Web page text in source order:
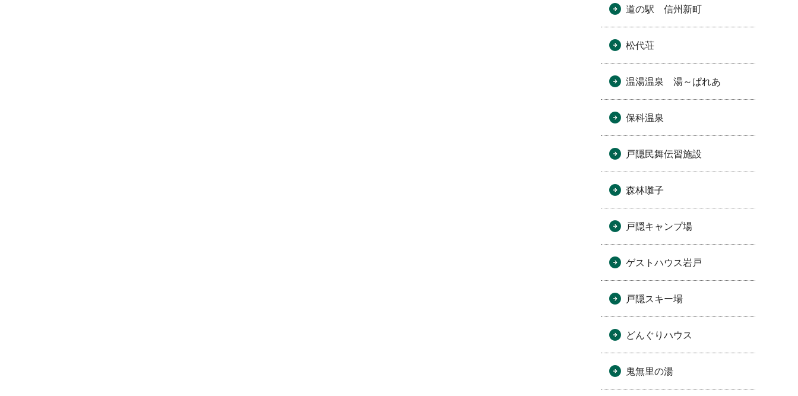
道の駅 信州新町
松代荘
温湯温泉 湯～ぱれあ
保科温泉
戸隠民舞伝習施設
森林囃子
戸隠キャンプ場
ゲストハウス岩戸
戸隠スキー場
どんぐりハウス
鬼無里の湯